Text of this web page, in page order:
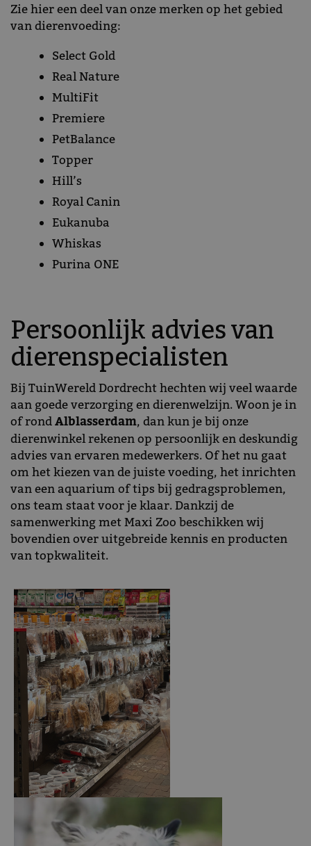
Zie hier een deel van onze merken op het gebied
van dierenvoeding:
Select Gold
Real Nature
MultiFit
Premiere
PetBalance
Topper
Hill’s
Royal Canin
Eukanuba
Whiskas
Purina ONE
Persoonlijk advies van
dierenspecialisten
Bij TuinWereld Dordrecht hechten wij veel waarde
aan goede verzorging en dierenwelzijn. Woon je in
of rondAlblasserdam, dan kun je bij onze
dierenwinkel rekenen op persoonlijk en deskundig
advies van ervaren medewerkers. Of het nu gaat
om het kiezen van de juiste voeding, het inrichten
van een aquarium of tips bij gedragsproblemen,
ons team staat voor je klaar. Dankzij de
samenwerking met Maxi Zoo beschikken wij
bovendien over uitgebreide kennis en producten
van topkwaliteit.